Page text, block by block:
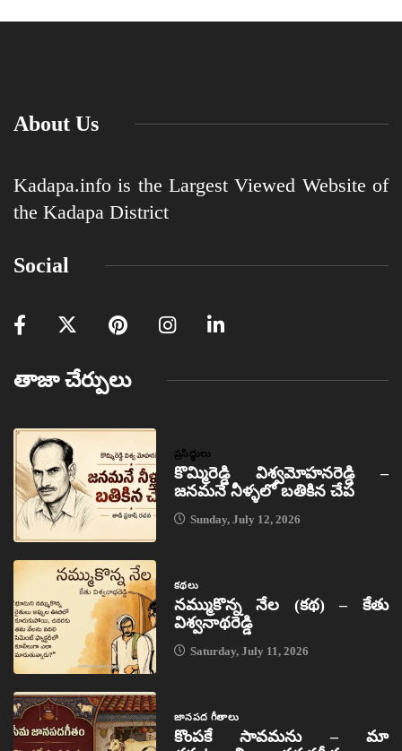
About Us
Kadapa.info is the Largest Viewed Website of
the Kadapa District
Social
తాజా చేర్పులు
ప్రసిద్ధులు
కొమ్మిరెడ్డి విశ్వమోహనరెడ్డి –
జనమనే నీళ్ళలో బతికిన చేప
Sunday, July 12, 2026
కథలు
నమ్ముకొన్న నేల (కథ) – కేతు
విశ్వనాథరెడ్డి
Saturday, July 11, 2026
జానపద గీతాలు
కొంపకే సావమను – మా